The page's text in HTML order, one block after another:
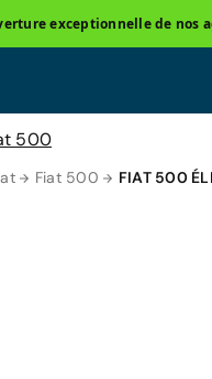
exceptionnelle de nos
500
Fiat 500 FIAT 500